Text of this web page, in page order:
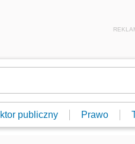
publiczny Prawo